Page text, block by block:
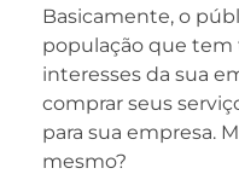
Basicamente, o
população que tem
interesses da sua
comprar seus
para sua empresa.
mesmo?